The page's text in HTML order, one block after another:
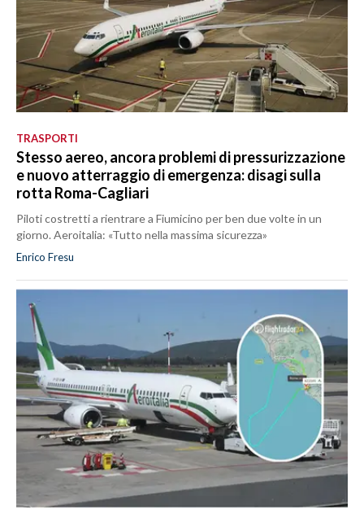
TRASPORTI
Stesso aereo, ancora problemi di pressurizzazione
e nuovo atterraggio di emergenza: disagi sulla
rotta Roma-Cagliari
Piloti costretti a rientrare a Fiumicino per ben due volte in un
giorno. Aeroitalia: «Tutto nella massima sicurezza»
Enrico Fresu